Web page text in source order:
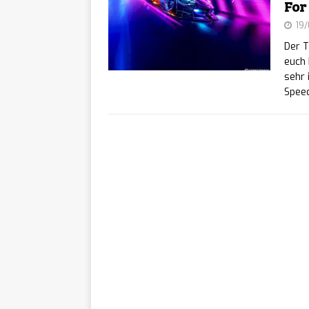
[ 07/08/2026 ]
Teenie-Laptop
For
Der
sehr